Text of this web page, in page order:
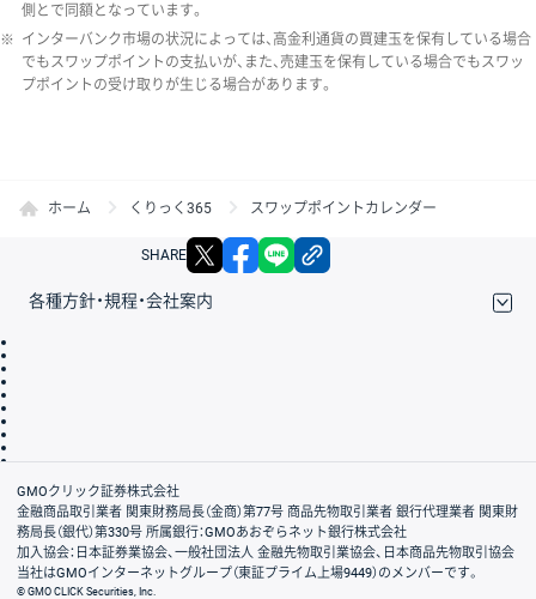
側とで同額となっています。
※ インターバンク市場の状況によっては、高金利通貨の買建玉を保有している場合
でもスワップポイントの支払いが、また、売建玉を保有している場合でもスワッ
プポイントの受け取りが生じる場合があります。
ホーム くりっく365 スワップポイントカレンダー
SHARE X facebook
各種方針・規程・会社案内
会社案内
GMOクリック証券株式会社
金融商品取引業者 関東財務局長（金商）第77号 商品先物取引業者 銀行代理業者 関東財
務局長（銀代）第330号 所属銀行：GMOあおぞらネット銀行株式会社
加入協会：日本証券業協会、一般社団法人 金融先物取引業協会、日本商品先物取引協会
当社はGMOインターネットグループ（東証プライム上場9449）のメンバーです。
© GMO CLICK Securities, Inc.